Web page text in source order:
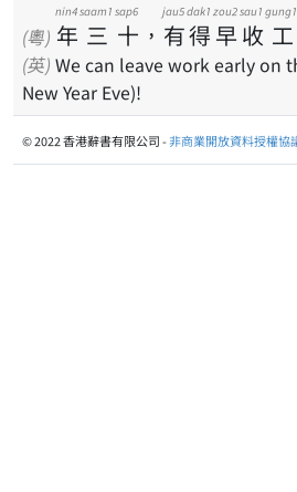
(粵) 年
nin4
三
saam1
十
sap6
， 有
jau5
得
dak1
早
zou2
收
sau1
工
gung1
(英) We can leave work early on
New Year Eve)!
© 2022 香港辭書有限公司 -非商業開放資料授權協